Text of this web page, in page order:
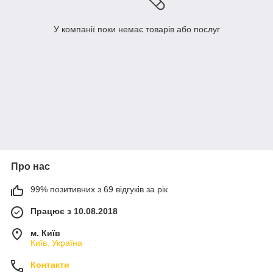
У компанії поки немає товарів або послуг
Про нас
99% позитивних з 69 відгуків за рік
Працює з 10.08.2018
м. Київ
Київ, Україна
Контакти